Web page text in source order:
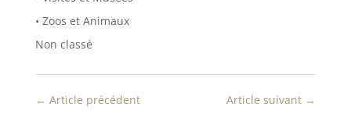
ê
r
)
n
t
• Zoos et Animaux
Non classé
← Article précédent Article suivant →